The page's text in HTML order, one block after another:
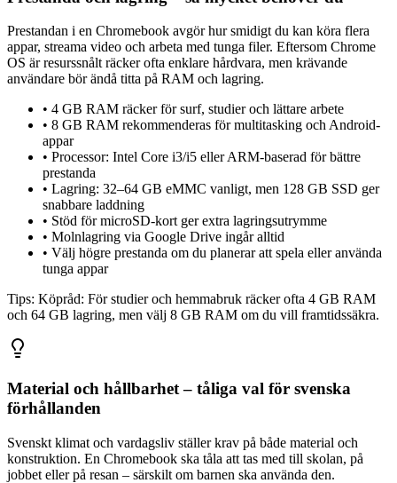
Prestandan i en Chromebook avgör hur smidigt du kan köra flera
appar, streama video och arbeta med tunga filer. Eftersom Chrome
OS är resurssnålt räcker ofta enklare hårdvara, men krävande
användare bör ändå titta på RAM och lagring.
• 4 GB RAM räcker för surf, studier och lättare arbete
• 8 GB RAM rekommenderas för multitasking och Android-
appar
• Processor: Intel Core i3/i5 eller ARM-baserad för bättre
prestanda
• Lagring: 32–64 GB eMMC vanligt, men 128 GB SSD ger
snabbare laddning
• Stöd för microSD-kort ger extra lagringsutrymme
• Molnlagring via Google Drive ingår alltid
• Välj högre prestanda om du planerar att spela eller använda
tunga appar
Tips: Köpråd: För studier och hemmabruk räcker ofta 4 GB RAM
och 64 GB lagring, men välj 8 GB RAM om du vill framtidssäkra.
Material och hållbarhet – tåliga val för svenska
förhållanden
Svenskt klimat och vardagsliv ställer krav på både material och
konstruktion. En Chromebook ska tåla att tas med till skolan, på
jobbet eller på resan – särskilt om barnen ska använda den.